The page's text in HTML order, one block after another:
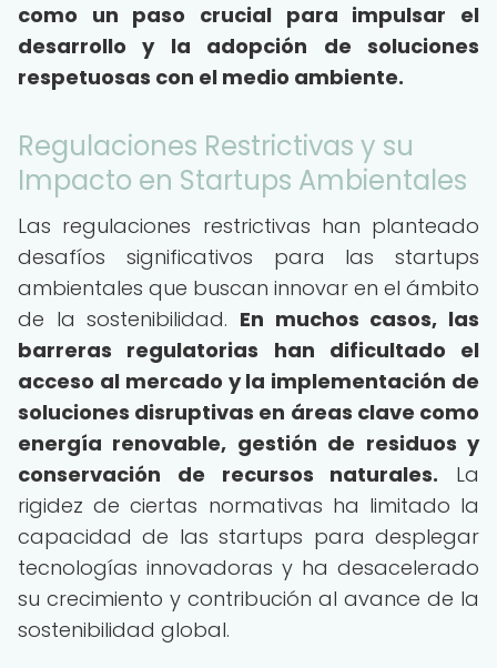
como un paso crucial para impulsar el
desarrollo y la adopción de soluciones
respetuosas con el medio ambiente.
Regulaciones Restrictivas y su
Impacto en Startups Ambientales
Las regulaciones restrictivas han planteado
desafíos significativos para las startups
ambientales que buscan innovar en el ámbito
de la sostenibilidad. En muchos casos, las
barreras regulatorias han dificultado el
acceso al mercado y la implementación de
soluciones disruptivas en áreas clave como
energía renovable, gestión de residuos y
conservación de recursos naturales. La
rigidez de ciertas normativas ha limitado la
capacidad de las startups para desplegar
tecnologías innovadoras y ha desacelerado
su crecimiento y contribución al avance de la
sostenibilidad global.